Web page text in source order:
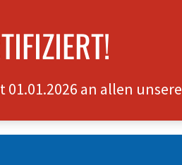
01.01.2026 an allen